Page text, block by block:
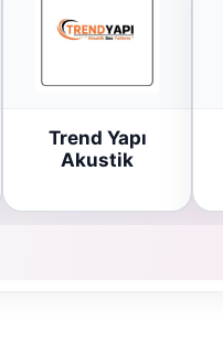
Trend Yapı
Akustik